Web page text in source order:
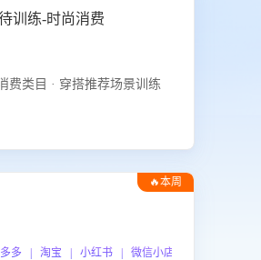
训练-时尚消费
费类目 · 穿搭推荐场景训练
🔥本周
多 | 淘宝 | 小红书 | 微信小店 | 快手 | 唯品